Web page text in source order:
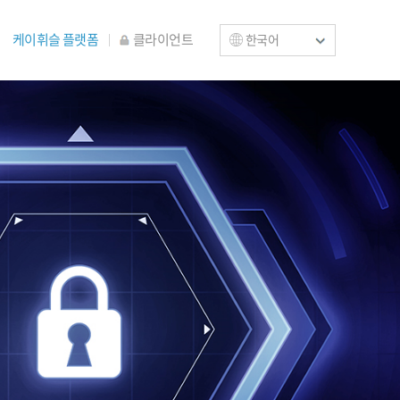
케이휘슬 플랫폼 클라이언트 한국어